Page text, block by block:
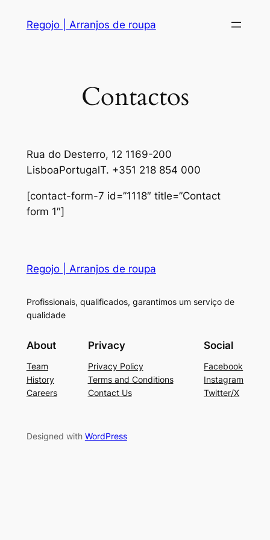
Regojo | Arranjos de roupa
Contactos
Rua do Desterro, 12 1169-200
LisboaPortugalT. +351 218 854 000
[contact-form-7 id=”1118″ title=”Contact
form 1″]
Regojo | Arranjos de roupa
Profissionais, qualificados, garantimos um serviço de
qualidade
About
Team
History
Careers
Privacy
Privacy Policy
Terms and Conditions
Contact Us
Social
Facebook
Instagram
Twitter/X
Designed with WordPress